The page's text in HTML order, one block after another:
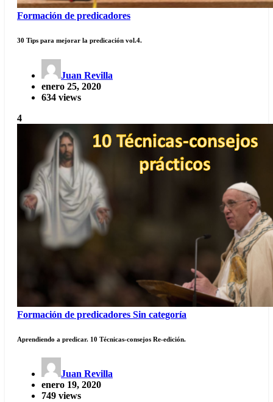
Formación de predicadores
30 Tips para mejorar la predicación vol.4.
Juan Revilla
enero 25, 2020
634 views
4
Formación de predicadores Sin categoría
Aprendiendo a predicar. 10 Técnicas-consejos Re-edición.
Juan Revilla
enero 19, 2020
749 views